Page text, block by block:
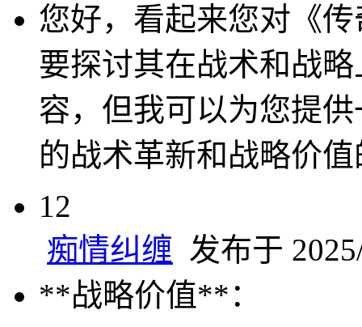
您好，看起来您对《
要探讨其在战术和战
容，但我可以为您提
的战术革新和战略价
12
痴情纠缠 发布于
**战略价值**：